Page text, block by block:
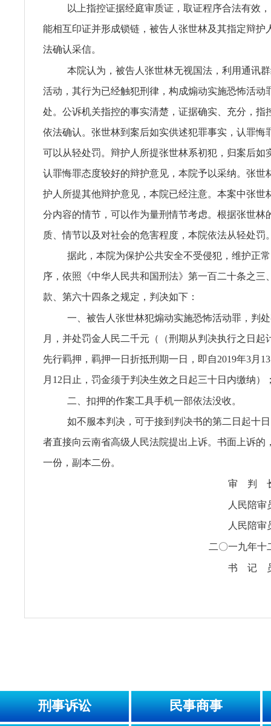
以上指控证据经庭审质证，取证程序合法有效
能相互印证并形成锁链，被告人张世林及其指定辩护
法确认采信。
本院认为，被告人张世林无视国法，利用通讯
活动，其行为已经触犯刑律，构成煽动实施恐怖活动
处。公诉机关指控的事实清楚，证据确实、充分，指
依法确认。张世林到案后如实供述犯罪事实，认罪悔
可以从轻处罚。辩护人所提张世林系初犯，归案后如
认罪悔罪态度较好的辩护意见，本院予以采纳。张世
护人所提其他辩护意见，本院已经注意。本案中张世
分内容的情节，可以作为量刑情节考虑。根据张世林
质、情节以及对社会的危害程度，本院依法从轻处罚
据此，本院为保护公共安全不受侵犯，维护正
序，依照《中华人民共和国刑法》第一百二十条之三
款、第六十四条之规定，判决如下：
一、被告人张世林犯煽动实施恐怖活动罪，判
月，并处罚金人民二千元（（刑期从判决执行之日起
先行羁押，羁押一日折抵刑期一日，即自2019年3月
月12日止，罚金须于判决生效之日起三十日内缴纳）
二、扣押的作案工具手机一部依法没收。
如不服本判决，可于接到判决书的第二日起十
者直接向云南省高级人民法院提出上诉。书面上诉的
一份，副本二份。
审 判
人民陪
人民陪
二〇一九年十
书 记
刑事诉讼 民事商事